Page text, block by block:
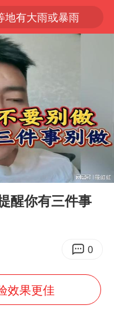
地有大雨或暴雨
暑期消费新蓝海
夜涨回1300元
“不怕六爷挂得多 就怕六爷挂一颗”
新疆景区自驾服务费改为按车收费
司收到美国关税退款
：哈尔滨vs通辽
火灾或由烟头引起
过夜被收150元
05:04
醒你有三件事
0
效果更佳